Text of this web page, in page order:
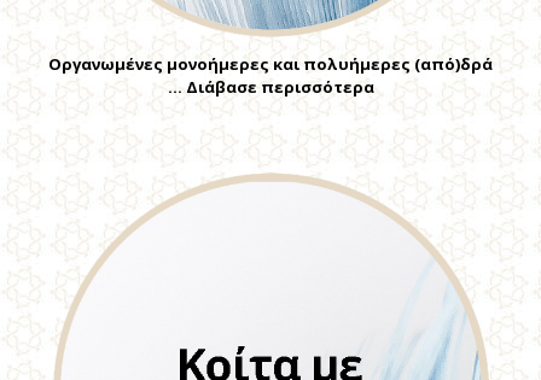
Οργανωμένες μονοήμερες και πολυήμερες (από)δρά
… Διάβασε περισσότερα